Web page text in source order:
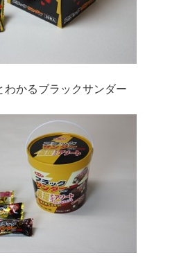
わかるブラックサンダー